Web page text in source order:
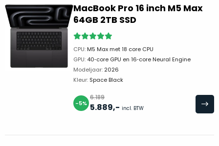
MacBook Pro 16 inch M5 Max
64GB 2TB SSD
CPU: M5 Max met 18 core CPU
GPU: 40‑core GPU en 16‑core Neural Engine
Modeljaar: 2026
Kleur: Space Black
-5%
6.189
5.889,- incl. BTW
toetsen,
geen
slijtage.
Je
krijgt
echte
‘nieuw’-
zodra